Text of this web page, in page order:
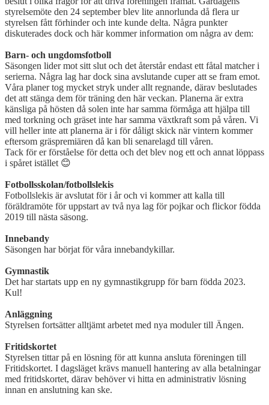
DOKUMENT
VÅRA LAG/TRÄNARE
MATCHER
GÄSTBOK
styrelsemöte den 24 september blev lite annorlunda då flera ur
styrelsen fått förhinder och inte kunde delta. Några punkter
diskuterades dock och här kommer information om några av dem:
Barn- och ungdomsfotboll
Säsongen lider mot sitt slut och det återstår endast ett fåtal matcher i
serierna. Några lag har dock sina avslutande cuper att se fram emot.
Våra planer tog mycket stryk under allt regnande, därav beslutades
det att stänga dem för träning den här veckan. Planerna är extra
känsliga på hösten då solen inte har samma förmåga att hjälpa till
med torkning och gräset inte har samma växtkraft som på våren. Vi
vill heller inte att planerna är i för dåligt skick när vintern kommer
eftersom gräspremiären då kan bli senarelagd till våren.
Tack för er förståelse för detta och det blev nog ett och annat löppass
i spåret istället 😊
Fotbollsskolan/fotbollslekis
Fotbollslekis är avslutat för i år och vi kommer att kalla till
föräldramöte för uppstart av två nya lag för pojkar och flickor födda
2019 till nästa säsong.
Innebandy
Säsongen har börjat för våra innebandykillar.
Gymnastik
Det har startats upp en ny gymnastikgrupp för barn födda 2023.
Kul!
Anläggning
Styrelsen fortsätter alltjämt arbetet med nya moduler till Ängen.
Fritidskortet
Styrelsen tittar på en lösning för att kunna ansluta föreningen till
Fritidskortet. I dagsläget krävs manuell hantering av alla betalningar
med fritidskortet, därav behöver vi hitta en administrativ lösning
innan en anslutning kan ske.